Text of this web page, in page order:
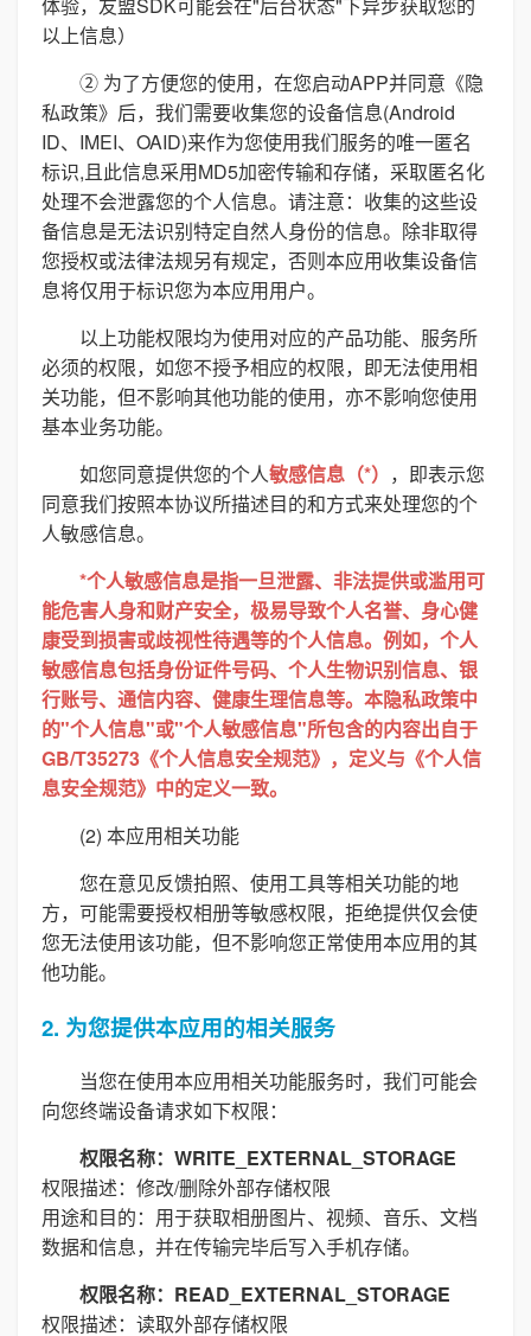
以上信息）
② 为了方便您的使用，在您启动APP并同意《隐
私政策》后，我们需要收集您的设备信息(Android
ID、IMEI、OAID)来作为您使用我们服务的唯一匿名
标识,且此信息采用MD5加密传输和存储，采取匿名化
处理不会泄露您的个人信息。请注意：收集的这些设
备信息是无法识别特定自然人身份的信息。除非取得
您授权或法律法规另有规定，否则本应用收集设备信
息将仅用于标识您为本应用用户。
以上功能权限均为使用对应的产品功能、服务所
必须的权限，如您不授予相应的权限，即无法使用相
关功能，但不影响其他功能的使用，亦不影响您使用
基本业务功能。
如您同意提供您的个人敏感信息（*） ，即表示您
同意我们按照本协议所描述目的和方式来处理您的个
人敏感信息。
*个人敏感信息是指一旦泄露、非法提供或滥用可
能危害人身和财产安全，极易导致个人名誉、身心健
康受到损害或歧视性待遇等的个人信息。例如，个人
敏感信息包括身份证件号码、个人生物识别信息、银
行账号、通信内容、健康生理信息等。本隐私政策中
的"个人信息"或"个人敏感信息"所包含的内容出自于
GB/T35273《个人信息安全规范》，定义与《个人信
息安全规范》中的定义一致。
(2) 本应用相关功能
您在意见反馈拍照、使用工具等相关功能的地
方，可能需要授权相册等敏感权限，拒绝提供仅会使
您无法使用该功能，但不影响您正常使用本应用的其
他功能。
2. 为您提供本应用的相关服务
当您在使用本应用相关功能服务时，我们可能会
向您终端设备请求如下权限：
权限名称：WRITE_EXTERNAL_STORAGE
权限描述：修改/删除外部存储权限
用途和目的：用于获取相册图片、视频、音乐、文档
数据和信息，并在传输完毕后写入手机存储。
权限名称：READ_EXTERNAL_STORAGE
权限描述：读取外部存储权限